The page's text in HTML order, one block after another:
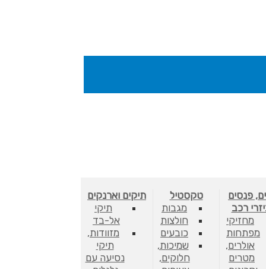
פנסים
רכב
מחזיקי
מפתחות
אולרים,
מטרים
טקסטיל
מגבות
חולצות
כובעים
שמיכות,
חלוקים,
תיקים וארנקים
תיקי
אל-בד
מזוודות,
תיקי
נסיעה עם